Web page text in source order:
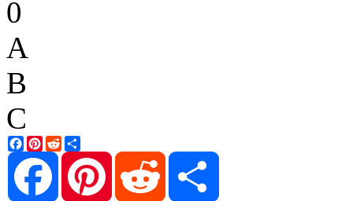
0
A
B
C
Facebook
Pinterest
Reddit
Facebook
Pinterest Reddit